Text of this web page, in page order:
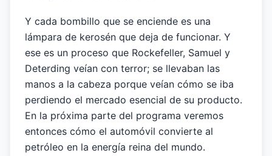
Y cada bombillo que se enciende es una
lámpara de kerosén que deja de funcionar. Y
ese es un proceso que Rockefeller, Samuel y
Deterding veían con terror; se llevaban las
manos a la cabeza porque veían cómo se iba
perdiendo el mercado esencial de su producto.
En la próxima parte del programa veremos
entonces cómo el automóvil convierte al
petróleo en la energía reina del mundo.